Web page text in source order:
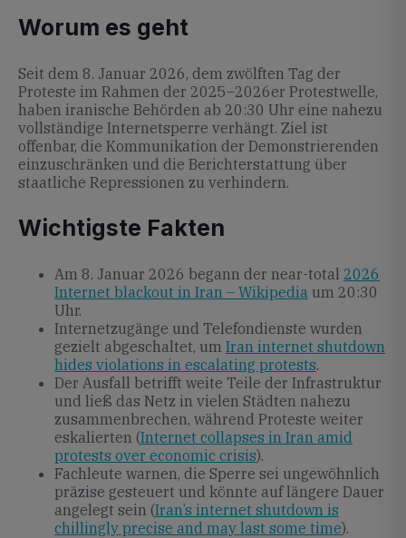
Worum es geht
Seit dem 8. Januar 2026, dem zwölften Tag der
Proteste im Rahmen der 2025–2026er Protestwelle,
haben iranische Behörden ab 20:30 Uhr eine nahezu
vollständige Internetsperre verhängt. Ziel ist
offenbar, die Kommunikation der Demonstrierenden
einzuschränken und die Berichterstattung über
staatliche Repressionen zu verhindern.
Wichtigste Fakten
Am 8. Januar 2026 begann der near-total 2026
Internet blackout in Iran – Wikipedia um 20:30
Uhr.
Internetzugänge und Telefondienste wurden
gezielt abgeschaltet, um Iran internet shutdown
hides violations in escalating protests.
Der Ausfall betrifft weite Teile der Infrastruktur
und ließ das Netz in vielen Städten nahezu
zusammenbrechen, während Proteste weiter
eskalierten (Internet collapses in Iran amid
protests over economic crisis).
Fachleute warnen, die Sperre sei ungewöhnlich
präzise gesteuert und könnte auf längere Dauer
angelegt sein (Iran’s internet shutdown is
chillingly precise and may last some time).